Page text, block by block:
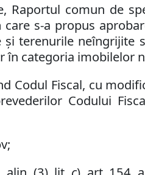
Raportul comun de
s-a propus
terenurile neîngrijite
în categoria imobilelor
Codul Fiscal, cu
Codului